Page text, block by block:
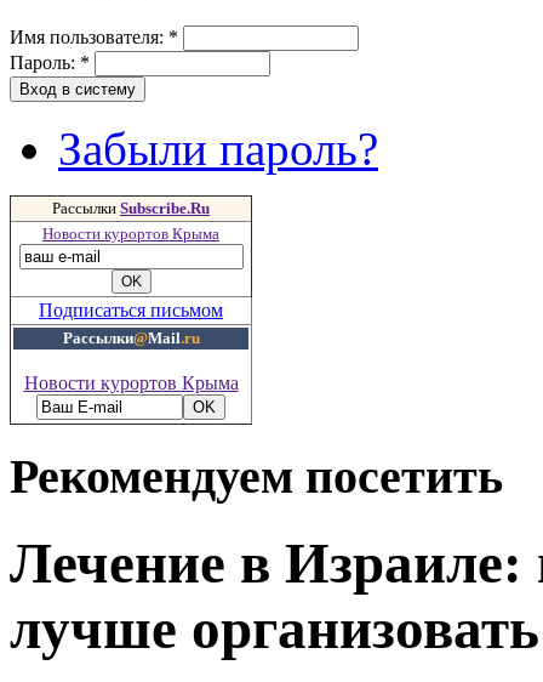
Имя пользователя: *
Пароль: *
Забыли пароль?
Рассылки Subscribe.Ru
Новости курортов Крыма
Подписаться письмом
Рассылки@Mail.ru
Новости курортов Крыма
Рекомендуем посетить
Лечение в Израиле:
лучше